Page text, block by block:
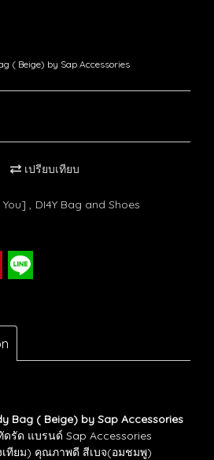
( Beige) by Sap Accessories
เปรียบเทียบ
, DI4Y Bag and Shoes
Bag ( Beige) by Sap Accessories
ดรัด แบรนด์ Sap Accessories
เทียม) คุณภาพดี สีเบจ(อมชมพู)